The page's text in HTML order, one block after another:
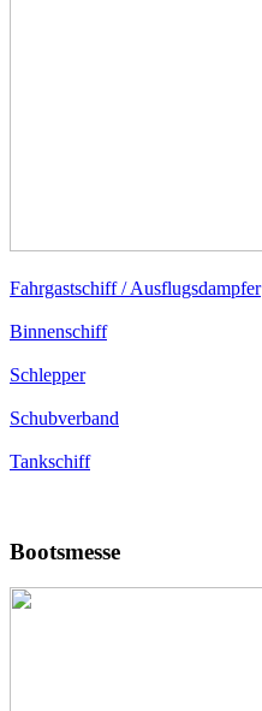
Fahrgastschiff / Ausflugsdampfer
Binnenschiff
Schlepper
Schubverband
Tankschiff
Bootsmesse